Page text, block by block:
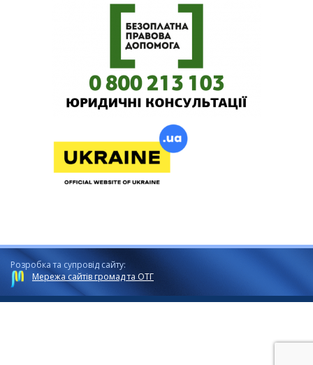
Розробка та супровід сайту:
Мережа сайтів громад та ОТГ